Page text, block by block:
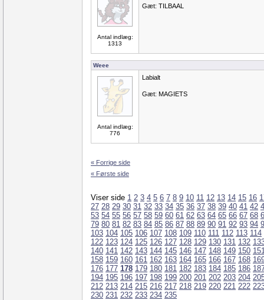
Antal indlæg:
1313
Gæt: TILBAAL
Weee
Antal indlæg:
776
Labialt
Gæt: MAGIETS
« Forrige side
« Første side
Viser side 1 2 3 4 5 6 7 8 9 10 11 12 13 14 15 16
27 28 29 30 31 32 33 34 35 36 37 38 39 40 41 42
53 54 55 56 57 58 59 60 61 62 63 64 65 66 67 68
79 80 81 82 83 84 85 86 87 88 89 90 91 92 93 94
103 104 105 106 107 108 109 110 111 112 113 114
122 123 124 125 126 127 128 129 130 131 132
140 141 142 143 144 145 146 147 148 149 150
158 159 160 161 162 163 164 165 166 167 168
176 177 178 179 180 181 182 183 184 185 186
194 195 196 197 198 199 200 201 202 203 204
212 213 214 215 216 217 218 219 220 221 222
230 231 232 233 234 235